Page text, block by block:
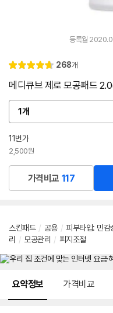
등록월
별
점
4.
리
268개
메디큐브 제로 모공패드
1개
옵
션
선
택
11번가
2,500원
가격비교 117
스킨패드 / 공용 / 피부타입: 민감
리 / 모공관리 / 피지조절
요약정보 가격비교